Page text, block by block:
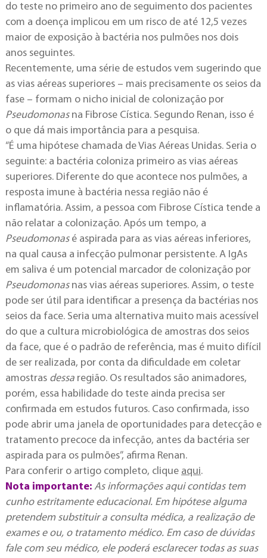
do teste no primeiro ano de seguimento dos pacientes
com a doença implicou em um risco de até 12,5 vezes
maior de exposição à bactéria nos pulmões nos dois
anos seguintes.
Recentemente, uma série de estudos vem sugerindo que
as vias aéreas superiores – mais precisamente os seios da
fase – formam o nicho inicial de colonização por
Pseudomonasna Fibrose Cística. Segundo Renan, isso é
o que dá mais importância para a pesquisa.
“É uma hipótese chamada de Vias Aéreas Unidas. Seria o
seguinte: a bactéria coloniza primeiro as vias aéreas
superiores. Diferente do que acontece nos pulmões, a
resposta imune à bactéria nessa região não é
inflamatória. Assim, a pessoa com Fibrose Cística tende a
não relatar a colonização. Após um tempo, a
Pseudomonasé aspirada para as vias aéreas inferiores,
na qual causa a infecção pulmonar persistente. A IgAs
em saliva é um potencial marcador de colonização por
Pseudomonasnas vias aéreas superiores. Assim, o teste
pode ser útil para identificar a presença da bactérias nos
seios da face. Seria uma alternativa muito mais acessível
do que a cultura microbiológica de amostras dos seios
da face, que é o padrão de referência, mas é muito difícil
de ser realizada, por conta da dificuldade em coletar
amostras dessaregião. Os resultados são animadores,
porém, essa habilidade do teste ainda precisa ser
confirmada em estudos futuros. Caso confirmada, isso
pode abrir uma janela de oportunidades para detecção e
tratamento precoce da infecção, antes da bactéria ser
aspirada para os pulmões”, afirma Renan.
Para conferir o artigo completo, clique aqui.
Nota importante: As informações aqui contidas tem
cunho estritamente educacional. Em hipótese alguma
pretendem substituir a consulta médica, a realização de
exames e ou, o tratamento médico. Em caso de dúvidas
fale com seu médico, ele poderá esclarecer todas as suas